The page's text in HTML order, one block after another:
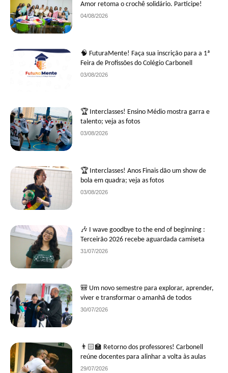
Amor retoma o crochê solidário. Participe!
04/08/2026
🧠 FuturaMente! Faça sua inscrição para a 1ª
Feira de Profissões do Colégio Carbonell
03/08/2026
🏆 Interclasses! Ensino Médio mostra garra e
talento; veja as fotos
03/08/2026
🏆 Interclasses! Anos Finais dão um show de
bola em quadra; veja as fotos
03/08/2026
🎶 I wave goodbye to the end of beginning :
Terceirão 2026 recebe aguardada camiseta
31/07/2026
🎒 Um novo semestre para explorar, aprender,
viver e transformar o amanhã de todos
30/07/2026
👨🏻‍🏫 Retorno dos professores! Carbonell
reúne docentes para alinhar a volta às aulas
29/07/2026